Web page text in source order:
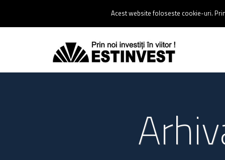
0237 238 900 |Email :contact@estinvest.ro
Acest website foloseste cookie-uri.